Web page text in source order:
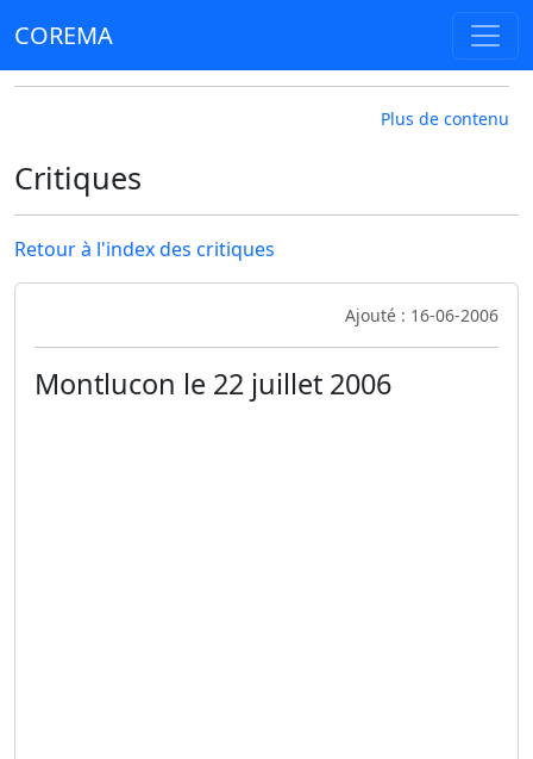
COREMA
Plus de contenu
Critiques
Retour à l'index des critiques
Ajouté : 16-06-2006
Montlucon le 22 juillet 2006